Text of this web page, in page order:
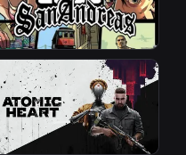
GTA San Andreas